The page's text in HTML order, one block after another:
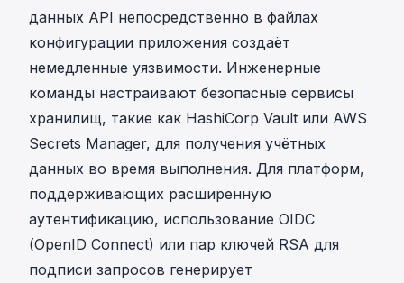
данных API непосредственно в файлах
конфигурации приложения создаёт
немедленные уязвимости. Инженерные
команды настраивают безопасные сервисы
хранилищ, такие как HashiCorp Vault или AWS
Secrets Manager, для получения учётных
данных во время выполнения. Для платформ,
поддерживающих расширенную
аутентификацию, использование OIDC
(OpenID Connect) или пар ключей RSA для
подписи запросов генерирует